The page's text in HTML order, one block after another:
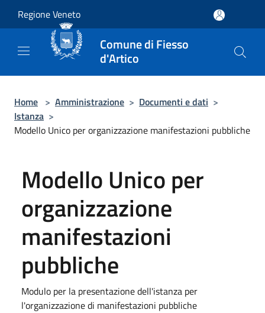
Regione Veneto
Comune di Fiesso
d'Artico
Home > Amministrazione > Documenti e dati >
Istanza >
Modello Unico per organizzazione manifestazioni pubbliche
Modello Unico per
organizzazione
manifestazioni
pubbliche
Modulo per la presentazione dell'istanza per
l'organizzazione di manifestazioni pubbliche